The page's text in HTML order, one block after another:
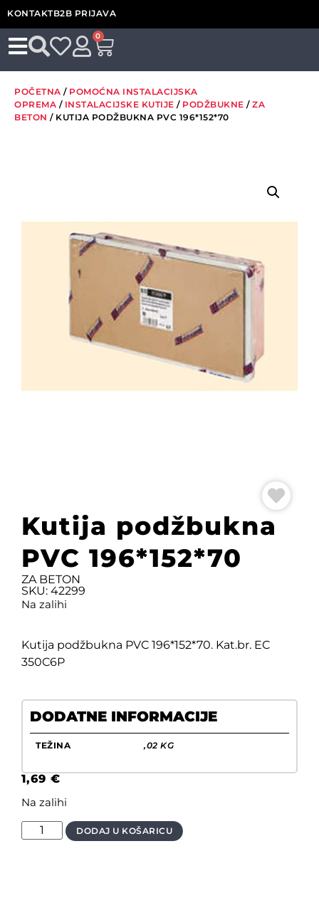
KONTAKTB2B PRIJAVA
0
POČETNA / POMOĆNA INSTALACIJSKA
OPREMA / INSTALACIJSKE KUTIJE / PODŽBUKNE / ZA
BETON / KUTIJA PODŽBUKNA PVC 196*152*70
Kutija podžbukna
PVC 196*152*70
ZA BETON
SKU: 42299
Na zalihi
Kutija podžbukna PVC 196*152*70. Kat.br. EC
350C6P
DODATNE INFORMACIJE
TEŽINA ,02 KG
1,69 €
Na zalihi
DODAJ U KOŠARICU